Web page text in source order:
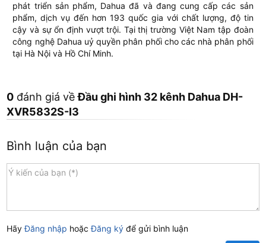
phát triển sản phẩm, Dahua đã và đang cung cấp các sản
phẩm, dịch vụ đến hơn 193 quốc gia với chất lượng, độ tin
cậy và sự ổn định vượt trội. Tại thị trường Việt Nam tập đoàn
công nghệ Dahua uỷ quyền phân phối cho các nhà phân phối
tại Hà Nội và Hồ Chí Minh.
0 đánh giá vềĐầu ghi hình 32 kênh Dahua DH-
XVR5832S-I3
Bình luận của bạn
HãyĐăng nhập hoặcĐăng ký để gửi bình luận